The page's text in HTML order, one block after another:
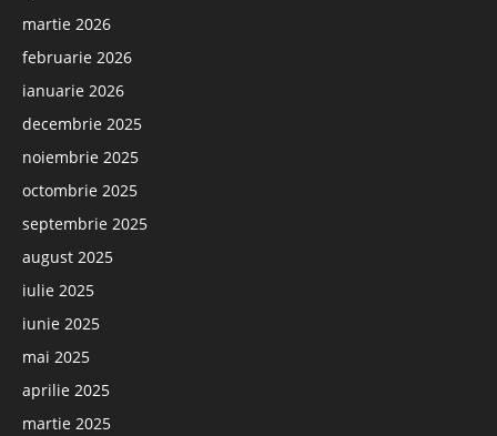
martie 2026
februarie 2026
ianuarie 2026
decembrie 2025
noiembrie 2025
octombrie 2025
septembrie 2025
august 2025
iulie 2025
iunie 2025
mai 2025
aprilie 2025
martie 2025